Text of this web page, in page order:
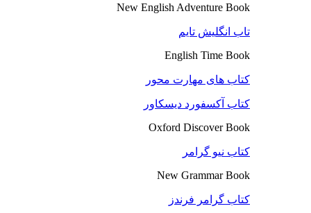
New English Adventure Book
تاب انگلیش تایم
English Time Book
کتاب های مهارت محور
کتاب آکسفورد دیسکاور
Oxford Discover Book
کتاب نیو گرامر
New Grammar Book
کتاب گرامر فرندز